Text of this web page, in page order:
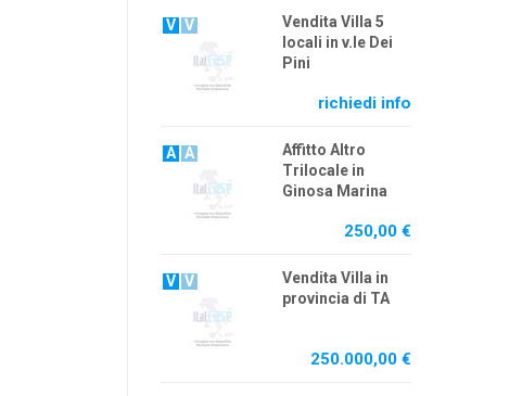
V V
Vendita Villa 5
locali in v.le Dei
Pini
richiedi info
A A
Affitto Altro
Trilocale in
Ginosa Marina
250,00 €
V V
Vendita Villa in
provincia di TA
250.000,00 €